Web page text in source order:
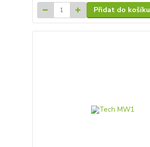
Přidat do košíku